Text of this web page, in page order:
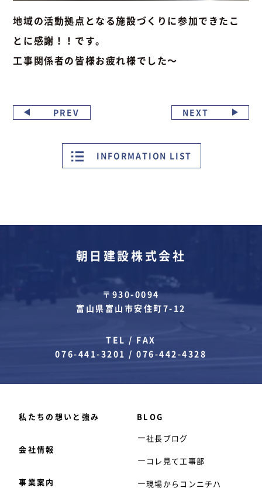
地域の活動拠点となる施設づくりに参加できたこ
とに感謝！！です。
工事関係者の皆様お疲れ様でした～
PREV
INFORMATION LIST
NEXT
朝日建設株式会社
〒930-0094
富山県富山市安住町7-12
TEL / FAX
076-441-3201 /076-442-4328
私たちの想いと強み
会社情報
事業案内
BLOG
社長ブログ
コレ見て工事部
現場からコンニチハ